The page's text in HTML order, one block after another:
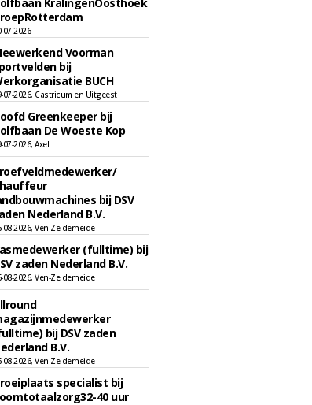
07-2026
Voorman
bij
BUCH
07-2026, Castricum en Uitgeest
Greenkeeper bij
De Woeste Kop
07-2026, Axel
bij DSV
Nederland B.V.
08-2026, Ven-Zelderheide
(fulltime) bij
zaden Nederland B.V.
08-2026, Ven-Zelderheide
bij DSV zaden
B.V.
08-2026, Ven Zelderheide
specialist bij
40 uur